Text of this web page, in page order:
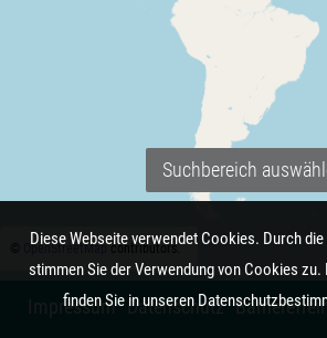
OpenStreetMapcontributors.
Suchbereich
Diese Webseite verwendet Cookies. Durch
stimmen Sie der Verwendung von Cookies
finden Sie in unseren
Impressum Datenschutz